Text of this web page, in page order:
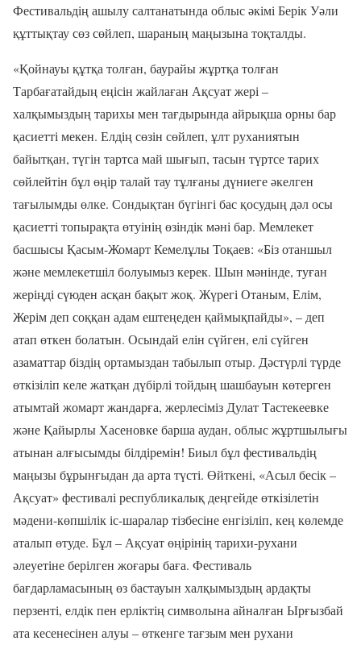
Фестивальдің ашылу салтанатында облыс әкімі Берік Уәли
құттықтау сөз сөйлеп, шараның маңызына тоқталды.
«Қойнауы құтқа толған, баурайы жұртқа толған
Тарбағатайдың еңісін жайлаған Ақсуат жері –
халқымыздың тарихы мен тағдырында айрықша орны бар
қасиетті мекен. Елдің сөзін сөйлеп, ұлт руханиятын
байытқан, түгін тартса май шығып, тасын түртсе тарих
сөйлейтін бұл өңір талай тау тұлғаны дүниеге әкелген
тағылымды өлке. Сондықтан бүгінгі бас қосудың дәл осы
қасиетті топырақта өтуінің өзіндік мәні бар. Мемлекет
басшысы Қасым-Жомарт Кемелұлы Тоқаев: «Біз отаншыл
және мемлекетшіл болуымыз керек. Шын мәнінде, туған
жеріңді сүюден асқан бақыт жоқ. Жүрегі Отаным, Елім,
Жерім деп соққан адам ештеңеден қаймықпайды», – деп
атап өткен болатын. Осындай елін сүйген, елі сүйген
азаматтар біздің ортамыздан табылып отыр. Дәстүрлі түрде
өткізіліп келе жатқан дүбірлі тойдың шашбауын көтерген
атымтай жомарт жандарға, жерлесіміз Дулат Тастекеевке
және Қайырлы Хасеновке барша аудан, облыс жұртшылығы
атынан алғысымды білдіремін! Биыл бұл фестивальдің
маңызы бұрынғыдан да арта түсті. Өйткені, «Асыл бесік –
Ақсуат» фестивалі республикалық деңгейде өткізілетін
мәдени-көпшілік іс-шаралар тізбесіне енгізіліп, кең көлемде
аталып өтуде. Бұл – Ақсуат өңірінің тарихи-рухани
әлеуетіне берілген жоғары баға. Фестиваль
бағдарламасының өз бастауын халқымыздың ардақты
перзенті, елдік пен ерліктің символына айналған Ырғызбай
ата кесенесінен алуы – өткенге тағзым мен рухани